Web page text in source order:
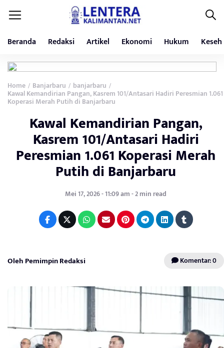
Beranda Redaksi Artikel Ekonomi Hukum
Home / Banjarbaru / banjarbaru /
Kawal Kemandirian Pangan, Kasrem 101/Antasari Hadiri Peresmian 1.061
Koperasi Merah Putih di Banjarbaru
Kawal Kemandirian Pangan,
Kasrem 101/Antasari Hadiri
Peresmian 1.061 Koperasi Merah
Putih di Banjarbaru
Mei 17, 2026 - 11:09 am - 2 min read
Oleh Pemimpin Redaksi Komentar: 0